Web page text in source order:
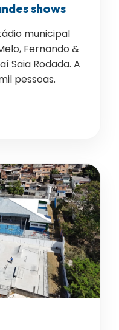
shows
municipal
Fernando &
Saia Rodada. A
pessoas.